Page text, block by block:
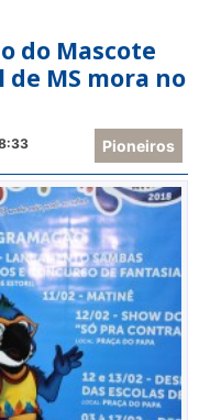
do Mascote
de MS mora no
Pioneiros